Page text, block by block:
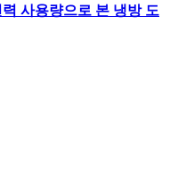
사용량으로 본 냉방 도